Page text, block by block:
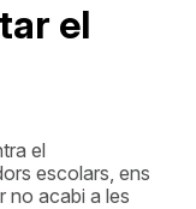
el
el
escolars, ens
no acabi a les